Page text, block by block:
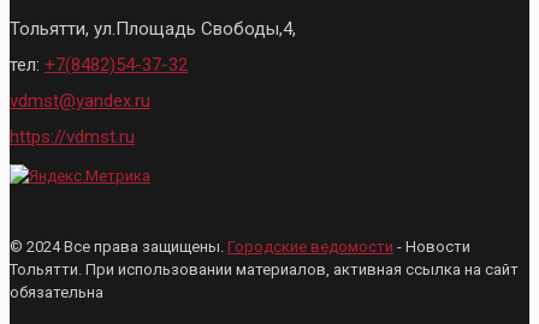
Тольятти, ул.Площадь Свободы,4,
тел: +7(8482)54-37-32
vdmst@yandex.ru
https://vdmst.ru
© 2024 Все права защищены. Городские ведомости - Новости
Тольятти. При использовании материалов, активная ссылка на сайт
обязательна